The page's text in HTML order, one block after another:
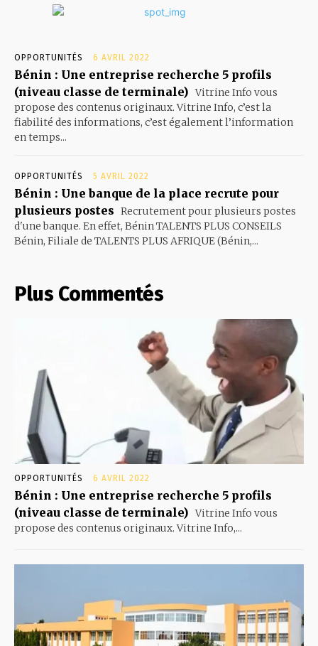
OPPORTUNITÉS 6 AVRIL 2022
Bénin : Une entreprise recherche 5 profils
(niveau classe de terminale) Vitrine Info vous
propose des contenus originaux. Vitrine Info, c’est la
fiabilité des informations, c’est également l’information
en temps...
OPPORTUNITÉS 5 AVRIL 2022
Bénin : Une banque de la place recrute pour
plusieurs postes Recrutement pour plusieurs postes
d'une banque. En effet, Bénin TALENTS PLUS CONSEILS
Bénin, Filiale de TALENTS PLUS AFRIQUE (Bénin,...
Plus Commentés
OPPORTUNITÉS 6 AVRIL 2022
Bénin : Une entreprise recherche 5 profils
(niveau classe de terminale) Vitrine Info vous
propose des contenus originaux. Vitrine Info,...